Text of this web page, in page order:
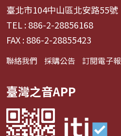
臺北市104中山區北安路55號
TEL : 886-2-28856168
FAX : 886-2-28855423
聯絡我們 採購公告 訂閱電子報
臺灣之音APP